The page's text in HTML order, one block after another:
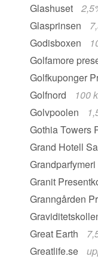
Glashuset
Glasprinsen
Godisboxen
Golfamore
Golfkuponger
Golfnord
100
Golvpoolen
Gothia Towers
Grand Hotell
Granit
Granngården
Great Earth
Greatlife.se